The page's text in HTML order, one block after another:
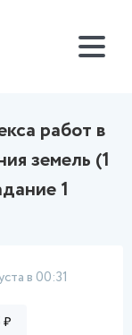
работ в
земель (1
1
в 00:31
₽